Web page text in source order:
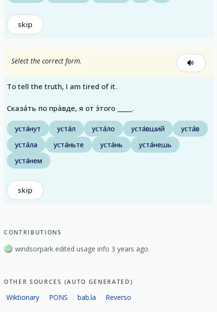
skip
Select the correct form.
To tell the truth, I am tired of it.
Сказа́ть по пра́вде, я от э́того _____.
уста́нут уста́л уста́ло уста́вший
уста́в
уста́ла
уста́ньте уста́нь
уста́нешь
уста́нем
skip
CONTRIBUTIONS
windsorpark edited usage info 3 years ago.
OTHER SOURCES (AUTO GENERATED)
Wiktionary PONS bab.la Reverso